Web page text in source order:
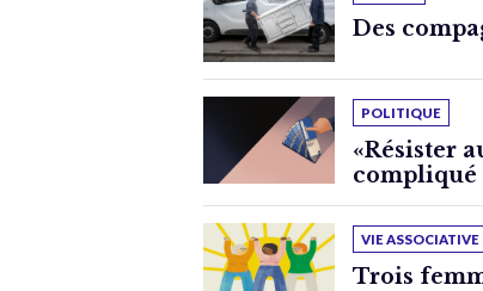
Des
POLITIQUE
«Résister
compliqué
VIE ASSOCIATIVE
Trois